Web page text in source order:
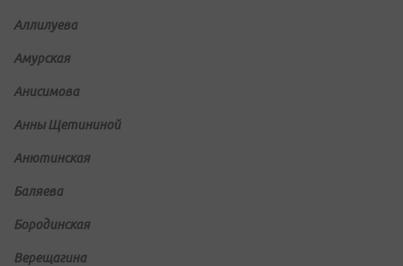
Аллилуева
Амурская
Анисимова
Анны Щетининой
Анютинская
Баляева
Бородинская
Верещагина